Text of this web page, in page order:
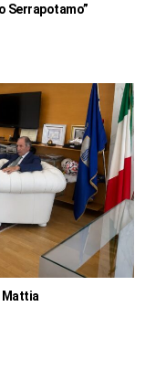
Serrapotamo”
Mattia